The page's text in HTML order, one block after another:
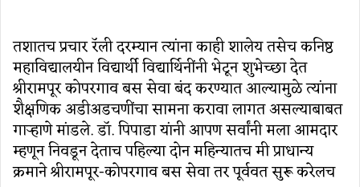
तशातच प्रचार रॅली दरम्यान त्यांना काही शालेय तसेच कनिष्ठ
महाविद्यालयीन विद्यार्थी विद्यार्थिनींनी भेटून शुभेच्छा देत
श्रीरामपूर कोपरगाव बस सेवा बंद करण्यात आल्यामुळे त्यांना
शैक्षणिक अडीअडचणींचा सामना करावा लागत असल्याबाबत
गाऱ्हाणे मांडले. डॉ. पिपाडा यांनी आपण सर्वांनी मला आमदार
म्हणून निवडून देताच पहिल्या दोन महिन्यातच मी प्राधान्य
क्रमाने श्रीरामपूर-कोपरगाव बस सेवा तर पूर्ववत सुरू करेलच